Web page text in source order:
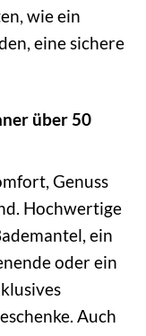
wie ein
eine sichere
über 50
Genuss
Hochwertige
ein
oder ein
Auch